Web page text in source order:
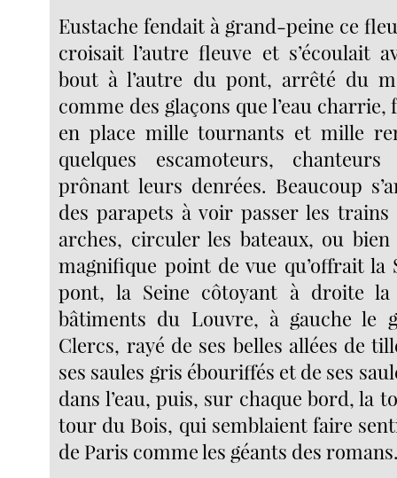
Eustache fendait à grand-peine ce
croisait l’autre fleuve et s’écoulait
bout à l’autre du pont, arrêté du
comme des glaçons que l’eau
en place mille tournants et mille
quelques escamoteurs,
prônant leurs denrées. Beaucoup
des parapets à voir passer les trains
arches, circuler les bateaux, ou
magnifique point de vue qu’offrait la
pont, la Seine côtoyant à droite
bâtiments du Louvre, à gauche le
Clercs, rayé de ses belles allées de
ses saules gris ébouriffés et de ses
dans l’eau, puis, sur chaque bord, la
tour du Bois, qui semblaient faire
de Paris comme les géants des